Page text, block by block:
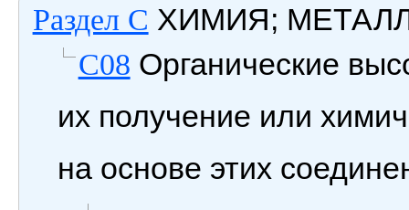
Раздел C ХИМИЯ;
C08 Органические
их получение или
на основе этих